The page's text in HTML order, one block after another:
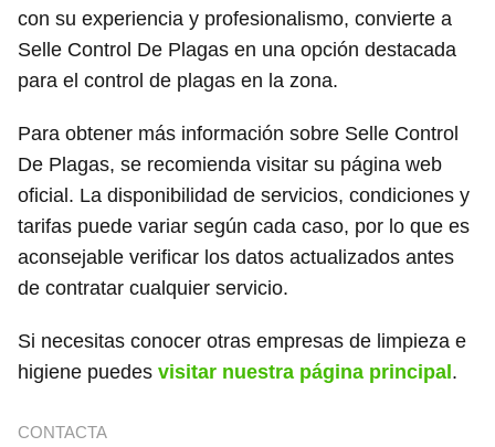
con su experiencia y profesionalismo, convierte a
Selle Control De Plagas en una opción destacada
para el control de plagas en la zona.
Para obtener más información sobre Selle Control
De Plagas, se recomienda visitar su página web
oficial. La disponibilidad de servicios, condiciones y
tarifas puede variar según cada caso, por lo que es
aconsejable verificar los datos actualizados antes
de contratar cualquier servicio.
Si necesitas conocer otras empresas de limpieza e
higiene puedes visitar nuestra página principal.
CONTACTA